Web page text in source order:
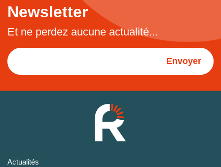
Newsletter
Et ne perdez aucune actualité...
Envoyer
Actualités